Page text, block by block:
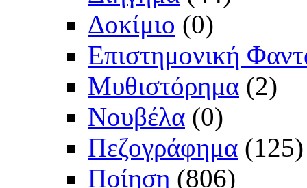
Δοκίμιο (0)
Επιστημονική
Μυθιστόρημα (2)
Νουβέλα (0)
Πεζογράφημα (125)
Ποίηση (806)